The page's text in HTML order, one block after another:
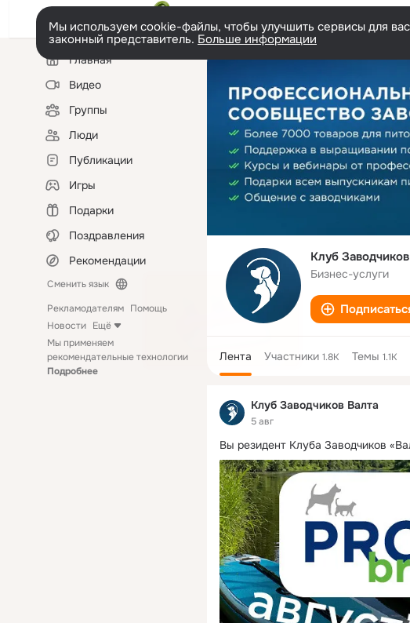
Мы используем cookie-файлы, чтобы улучшить сервисы для
законный представитель. Больше информации
Левая
колонкаГлавная
Видео
Группы
Люди
Публикации
Игры
Подарки
Поздравления
Рекомендации
Сменить язык
Рекламодателям Помощь
Новости Ещё
Мы применяем
рекомендательные технологии
Подробнее
Клуб
Бизнес-услуги
Лента Участники 1.8K Темы 1.1K
Клуб Заводчиков Валта
5 авг
Вы резидент Клуба Заводчиков